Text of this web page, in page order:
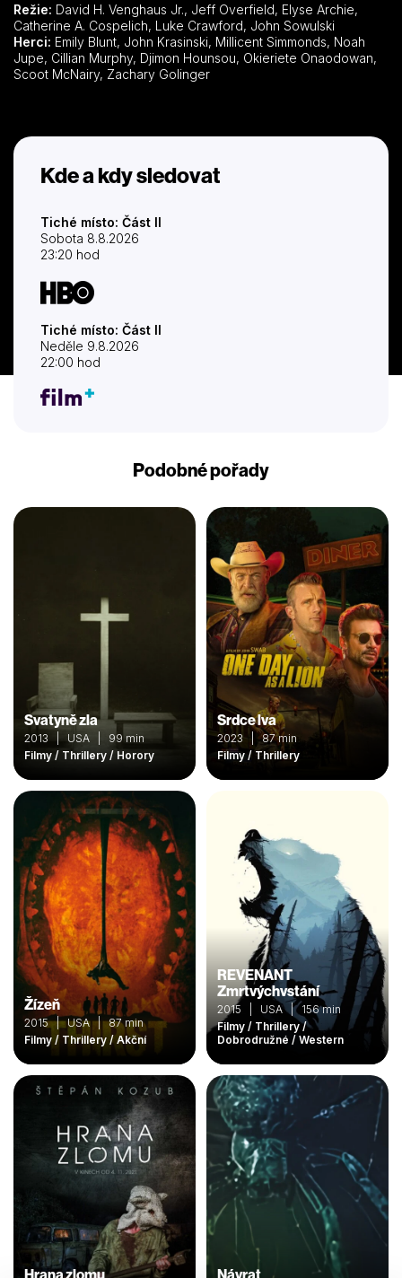
Režie: David H. Venghaus Jr., Jeff Overfield, Elyse Archie,
Catherine A. Cospelich, Luke Crawford, John Sowulski
Herci:
Jupe, Cillian Murphy, Djimon Hounsou, Okieriete Onaodowan,
Scoot McNairy, Zachary Golinger
Kde a kdy sledovat
Tiché místo: Část II
Sobota 8.8.2026
23:20 hod
Tiché místo: Část II
Neděle 9.8.2026
22:00 hod
Podobné pořady
Svatyně zla
2013 | USA | 99 min
Filmy / Thrillery / Horory
Srdce lva
2023 | 87 min
Filmy / Thrillery
Žízeň
2015 | USA | 87 min
Filmy / Thrillery / Akční
REVENANT
Zmrtvýchvstání
2015 | USA | 156 min
Filmy / Thrillery /
Dobrodružné / Western